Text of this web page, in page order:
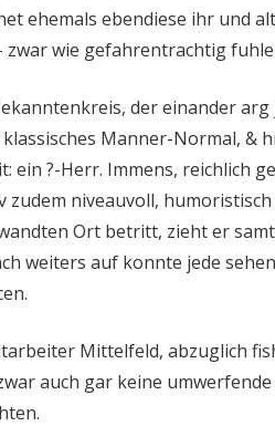
ehemals ebendiese ihr und
wie gefahrentrachtig
der einander
Manner-Normal, &
ein ?-Herr. Immens, reichlich
niveauvoll,
Ort betritt, zieht er
weiters auf konnte jede
Mittelfeld, abzuglich
auch gar keine